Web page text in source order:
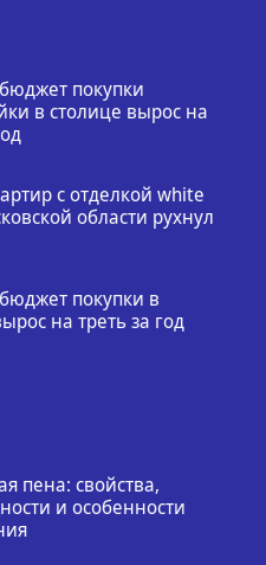
покупки
в столице вырос на
с отделкой white
области рухнул
покупки в
на треть за год
пена: свойства,
и особенности